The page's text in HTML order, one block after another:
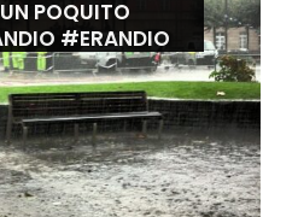
POQUITO
#ERANDIO